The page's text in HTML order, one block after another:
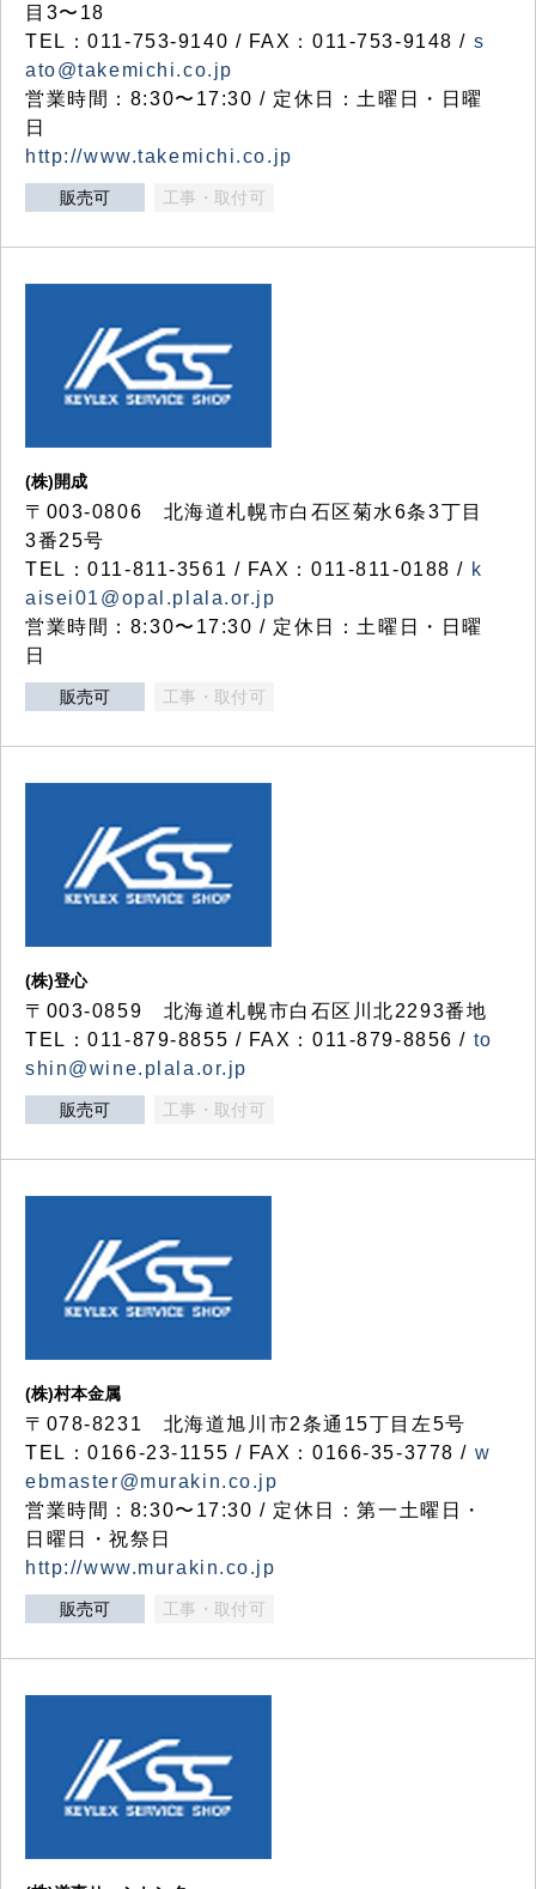
目3〜18
TEL：011-753-9140 / FAX：011-753-9148 / s
ato@takemichi.co.jp
営業時間：8:30〜17:30 / 定休日：土曜日・日曜
日
http://www.takemichi.co.jp
販売可 工事・取付可
(株)開成
〒003-0806 北海道札幌市白石区菊水6条3丁目
3番25号
TEL：011-811-3561 / FAX：011-811-0188 / k
aisei01@opal.plala.or.jp
営業時間：8:30〜17:30 / 定休日：土曜日・日曜
日
販売可 工事・取付可
(株)登心
〒003-0859 北海道札幌市白石区川北2293番地
TEL：011-879-8855 / FAX：011-879-8856 / to
shin@wine.plala.or.jp
販売可 工事・取付可
(株)村本金属
〒078-8231 北海道旭川市2条通15丁目左5号
TEL：0166-23-1155 / FAX：0166-35-3778 / w
ebmaster@murakin.co.jp
営業時間：8:30〜17:30 / 定休日：第一土曜日・
日曜日・祝祭日
http://www.murakin.co.jp
販売可 工事・取付可